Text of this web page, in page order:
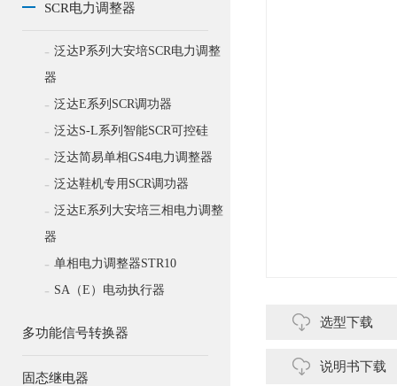
SCR电力调整器
- 泛达P系列大安培SCR电力调整
器
- 泛达E系列SCR调功器
- 泛达S-L系列智能SCR可控硅
- 泛达简易单相GS4电力调整器
- 泛达鞋机专用SCR调功器
- 泛达E系列大安培三相电力调整
器
- 单相电力调整器STR10
- SA（E）电动执行器
多功能信号转换器
固态继电器
选型下载
说明书下载